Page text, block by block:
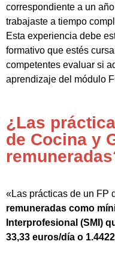
correspondiente a un
trabajaste a tiempo
Esta experiencia debe
formativo que estés
competentes evaluar si
aprendizaje del módulo
¿Las
de Cocina y
«Las prácticas de un FP
remuneradas como
Interprofesional (SMI)
33,33 euros/día o